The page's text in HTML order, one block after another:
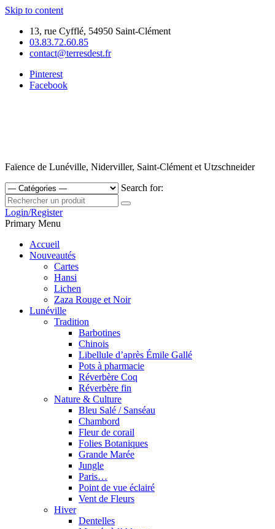
Skip to content
13, rue Cyfflé, 54950 Saint-Clément
03.83.72.60.85
contact@terresdest.fr
Pinterest
Facebook
Faïence de Lunéville, Niderviller, Saint-Clément et Utzschneider
Search for:
Login/Register
Primary Menu
Accueil
Nouveautés
Cartes
Hansi
Lichen
Zaza Rouge et Noir
Lunéville
Tradition
Barbotines
Chinois
Libellule d’après Émile Gallé
Pots à pharmacie
Réverbère Coq
Réverbère fin
Nature & Culture
Bleu Salé / Sanséau
Chambord
Fleur de corail
Folies Botaniques
Grande Marée
Jungle
Paris…
Point de vue éclairé
Vent de Fleurs
Hiver
Dentelles